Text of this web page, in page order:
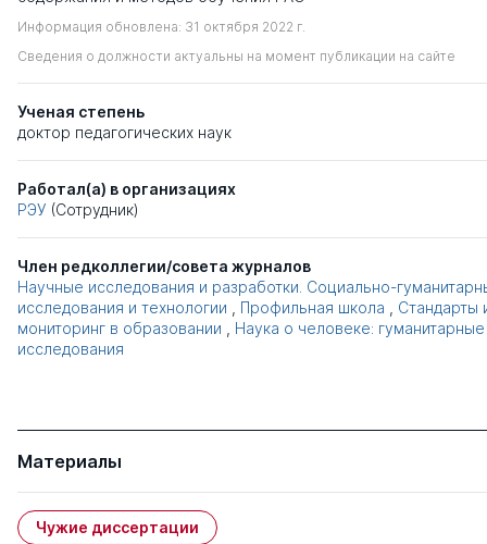
Информация обновлена: 31 октября 2022 г.
Сведения о должности актуальны на момент публикации на сайте
Ученая степень
доктор педагогических наук
Работал(а) в организациях
РЭУ (Сотрудник)
Член редколлегии/совета журналов
Научные исследования и разработки. Социально-
исследования и технологии
Профильная школа
Стандарты
мониторинг в образовании
Наука о человеке: гуманитарные
исследования
Материалы
Чужие диссертации